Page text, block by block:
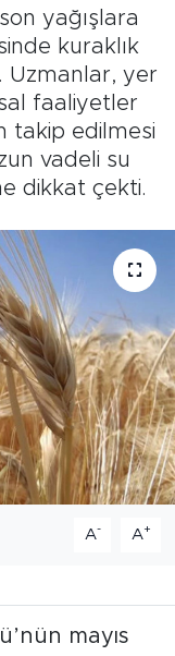
yağışlara
kuraklık
Uzmanlar, yer
faaliyetler
takip edilmesi
vadeli su
dikkat çekti.
A- A+
mayıs